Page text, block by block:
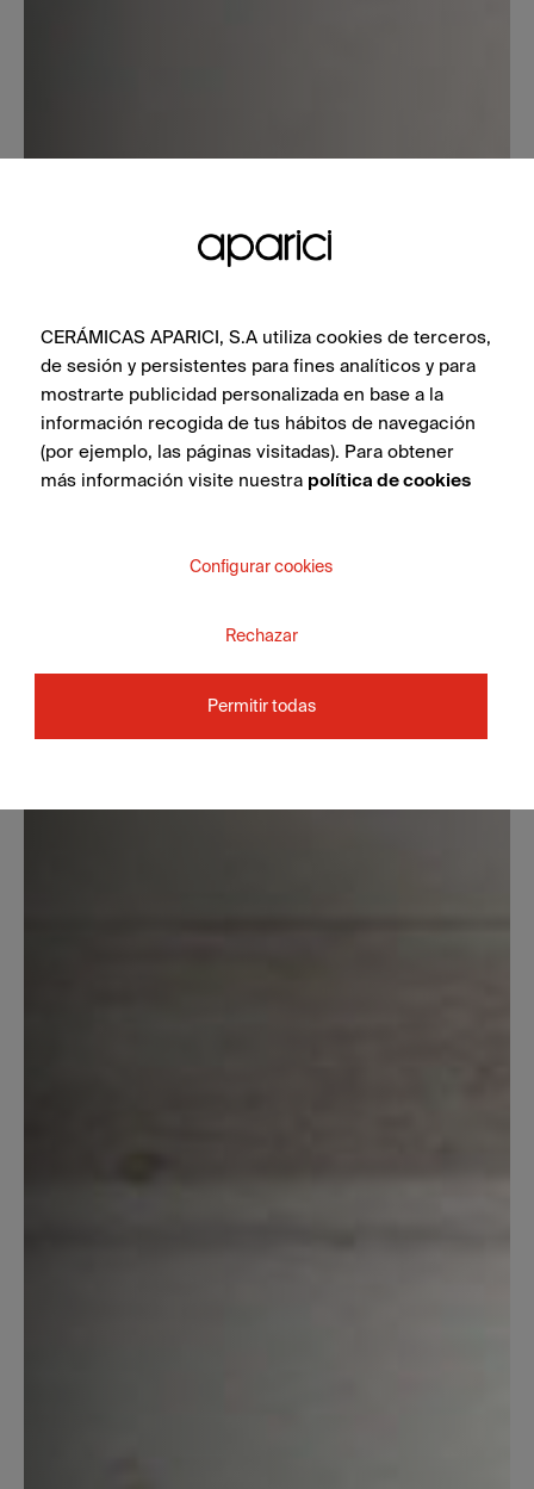
CERÁMICAS APARICI, S.A utiliza cookies de terceros,
de sesión y persistentes para fines analíticos y para
mostrarte publicidad personalizada en base a la
información recogida de tus hábitos de navegación
(por ejemplo, las páginas visitadas). Para obtener
más información visite nuestra política de cookies
Configurar cookies
Rechazar
Permitir todas